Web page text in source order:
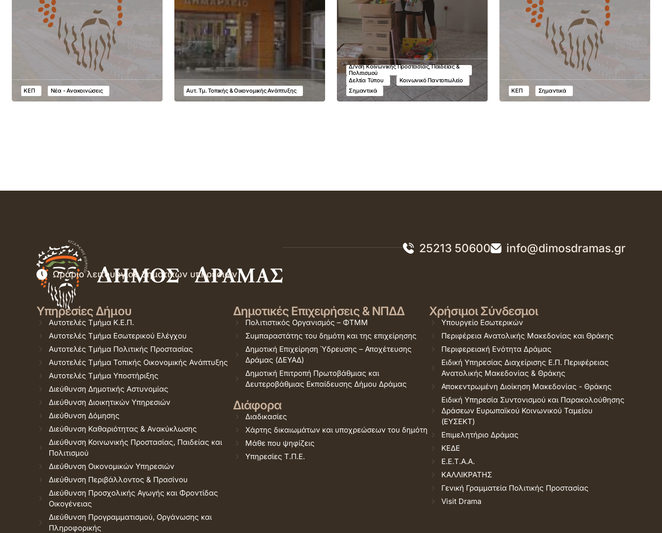
ΚΕΠ Νέα - Ανακοινώσεις Αυτ. Τμ. Τοπικής & Οικονομικής Ανάπτυξης
Δ/νση Κοινωνικής Προστασίας, Παιδείας &
Πολιτισμού
Δελτία Τύπου
Κοινωνικό Παντοπωλείο
Σημαντικά
ΚΕΠ Σημαντικά
25213 50600 info@dimosdramas.gr
Ωράριο λειτουργίας δημοτικών υπηρεσιών
Υπηρεσίες Δήμου
Αυτοτελές Τμήμα Κ.Ε.Π.
Αυτοτελές Τμήμα Εσωτερικού Ελέγχου
Αυτοτελές Τμήμα Πολιτικής Προστασίας
Αυτοτελές Τμήμα Τοπικής Οικονομικής Ανάπτυξης
Αυτοτελές Τμήμα Υποστήριξης
Διεύθυνση Δημοτικής Αστυνομίας
Διεύθυνση Διοικητικών Υπηρεσιών
Διεύθυνση Δόμησης
Διεύθυνση Καθαριότητας & Ανακύκλωσης
Διεύθυνση Κοινωνικής Προστασίας, Παιδείας και
Πολιτισμού
Διεύθυνση Οικονομικών Υπηρεσιών
Διεύθυνση Περιβάλλοντος & Πρασίνου
Διεύθυνση Προσχολικής Αγωγής και Φροντίδας
Οικογένειας
Διεύθυνση Προγραμματισμού, Οργάνωσης και
Πληροφορικής
Δημοτικές Επιχειρήσεις & ΝΠΔΔ
Πολιτιστικός Οργανισμός – ΦΤΜΜ
Συμπαραστάτης του δημότη και της επιχείρησης
Δημοτική Επιχείρηση Ύδρευσης – Αποχέτευσης
Δράμας (ΔΕΥΑΔ)
Δημοτική Επιτροπή Πρωτοβάθμιας και
Δευτεροβάθμιας Εκπαίδευσης Δήμου Δράμας
Διάφορα
Διαδικασίες
Χάρτης δικαιωμάτων και υποχρεώσεων του δημότη
Μάθε που ψηφίζεις
Υπηρεσίες Τ.Π.Ε.
Χρήσιμοι Σύνδεσμοι
Υπουργείο Εσωτερικών
Περιφέρεια Ανατολικής Μακεδονίας και Θράκης
Περιφερειακή Ενότητα Δράμας
Ειδική Υπηρεσίας Διαχείρισης Ε.Π. Περιφέρειας
Ανατολικής Μακεδονίας & Θράκης
Αποκεντρωμένη Διοίκηση Μακεδονίας - Θράκης
Ειδική Υπηρεσία Συντονισμού και Παρακολούθησης
Δράσεων Ευρωπαϊκού Κοινωνικού Ταμείου
(ΕΥΣΕΚΤ)
Επιμελητήριο Δράμας
ΚΕΔΕ
Ε.Ε.Τ.Α.Α.
ΚΑΛΛΙΚΡΑΤΗΣ
Γενική Γραμματεία Πολιτικής Προστασίας
Visit Drama